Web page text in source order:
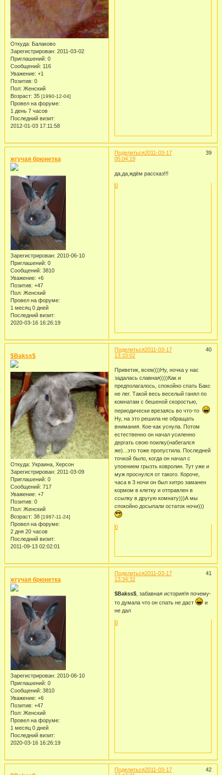
Откуда: Балаково
Зарегистрирован: 2011-03-02
Приглашений: 0
Сообщений: 116
Уважение: +1
Позитив: 0
Пол: Женский
Возраст: 35 [1990-12-04]
Провел на форуме:
1 день 7 часов
Последний визит:
2012-01-03 17:11:58
Поделиться 39
2011-03-17
05:04:19
жгучая брюнетка
Зарегистрирован: 2010-06-10
Приглашений: 0
Сообщений: 3810
Уважение: +6
Позитив: +47
Пол: Женский
Провел на форуме:
1 месяц 0 дней
Последний визит:
2020-03-16 16:26:19
да,да,ждём рассказ!!!
0
Поделиться 40
2011-03-17
13:33:02
$Bakss$
Откуда: Украина, Херсон
Зарегистрирован: 2011-03-09
Приглашений: 0
Сообщений: 717
Уважение: +7
Позитив: 0
Пол: Женский
Возраст: 38 [1987-11-24]
Провел на форуме:
2 дня 20 часов
Последний визит:
2011-09-13 02:02:01
Приветик, всем)))Ну, ночка у нас
задалась славная))))Как и
предполагалось, спокойно спать Бакс
не лег. Такой весь веселый ганял по
комнатам с бешеной скоростью,
периодически врезаясь во что-то
Ну, на это решила не обращать
внимания. Кое-как уснула. Потом
естественно он начал усиленно
дергать свою поилку(набегался
же)...это тоже пропустила. Последней
точкой было, когда он начал с
упоением грызть ковролин. Тут уже и
муж проснулся от такого. Короче,
часа в 3 ночи он был хитро заманен
кормом в клетку и отправлен в
ссылку в другую комнату)))А мы
спокойно досыпали остаток ночи)))
0
Поделиться 41
2011-03-17
13:34:32
жгучая брюнетка
Зарегистрирован: 2010-06-10
Приглашений: 0
Сообщений: 3810
Уважение: +6
Позитив: +47
Пол: Женский
Провел на форуме:
1 месяц 0 дней
Последний визит:
2020-03-16 16:26:19
$Bakss$, забавная история!я почему-
то думала что он спать не даст
и
не дал
0
Поделиться 42
2011-03-17